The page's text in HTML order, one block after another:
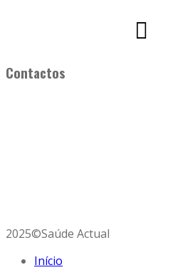
Contactos
2025©Saúde Actual
Início